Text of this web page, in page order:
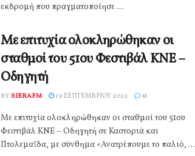
εκδρομή που πραγματοποίησε ...
Με επιτυχία ολοκληρώθηκαν οι
σταθμοί του 51ου Φεστιβάλ ΚΝΕ –
Οδηγητή
BYSIERAFM 19 ΣΕΠΤΕΜΒΡΊΟΥ 2025 0
Με επιτυχία ολοκληρώθηκαν οι σταθμοί του 51ου
Φεστιβάλ ΚΝΕ – Οδηγητή σε Καστοριά και
Πτολεμαΐδα, με σύνθημα «Ανατρέπουμε το παλιό, ...